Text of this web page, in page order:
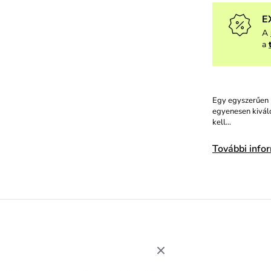
A
a
Egy
egyenesen
kell…
További